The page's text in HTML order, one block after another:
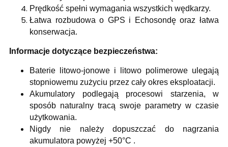
Prędkość spełni wymagania wszystkich wędkarzy.
Łatwa rozbudowa o GPS i Echosondę oraz łatwa
konserwacja.
Informacje dotyczące bezpieczeństwa:
Baterie litowo-jonowe i litowo polimerowe ulegają
stopniowemu zużyciu przez cały okres eksploatacji.
Akumulatory podlegają procesowi starzenia, w
sposób naturalny tracą swoje parametry w czasie
użytkowania.
Nigdy nie należy dopuszczać do nagrzania
akumulatora powyżej +50°C .